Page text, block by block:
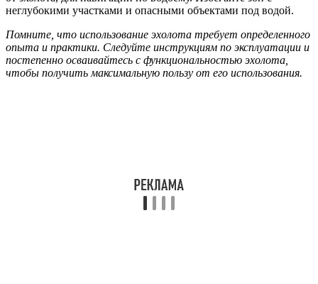
неглубокими участками и опасными объектами под водой.
Помните, что использование эхолота требует определенного
опыта и практики. Следуйте инструкциям по эксплуатации и
постепенно осваивайтесь с функциональностью эхолота,
чтобы получить максимальную пользу от его использования.